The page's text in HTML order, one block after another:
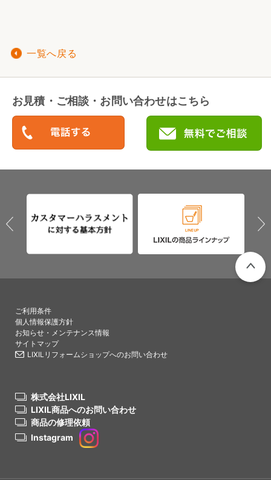
一覧へ戻る
お見積・ご相談・お問い合わせはこちら
ご利用条件
個人情報保護方針
お知らせ・メンテナンス情報
サイトマップ
LIXILリフォームショップへのお問い合わせ
株式会社LIXIL
LIXIL商品へのお問い合わせ
商品の修理依頼
Instagram